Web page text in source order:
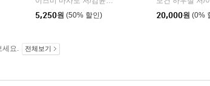
5,250원 (50% 할인)
20,000원 (0%
요. 전체보기